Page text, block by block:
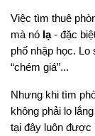
Việc tìm thuê
mà nó lạ- đặc
phố nhập học.
“chém giá”...
Nhưng khi tìm
không phải lo
tại đây luôn